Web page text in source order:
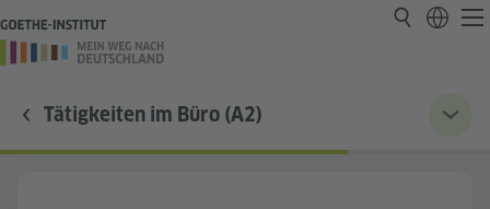
Tätigkeiten im Büro (A2)